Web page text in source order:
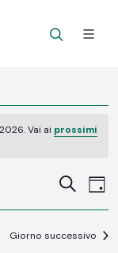
Vai ai prossimi
Eventi
e
Cerca
Giorno successivo